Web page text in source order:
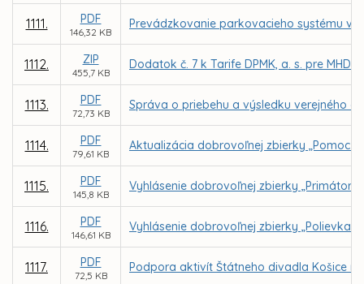
1111. PDF
146,32 KB
Prevádzkovanie parkovacieho systému v
1112. ZIP
455,7 KB
Dodatok č. 7 k Tarife DPMK, a. s. pre MHD
1113. PDF
72,73 KB
Správa o priebehu a výsledku verejného
1114. PDF
79,61 KB
Aktualizácia dobrovoľnej zbierky „Pomoc
1115. PDF
145,8 KB
Vyhlásenie dobrovoľnej zbierky
1116. PDF
146,61 KB
Vyhlásenie dobrovoľnej zbierky „Polievka
1117. PDF
72,5 KB
Podpora aktivít Štátneho divadla Košice